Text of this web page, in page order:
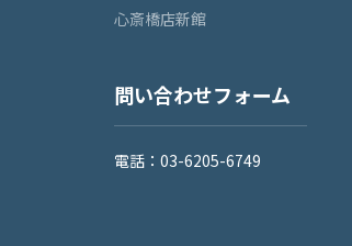
心斎橋店新館
問い合わせフォーム
電話：03-6205-6749